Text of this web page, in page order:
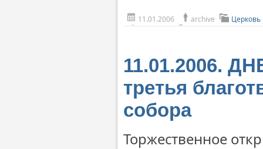
11.01.2006 archive
11.01.2006.
третья
собора
Торжественное